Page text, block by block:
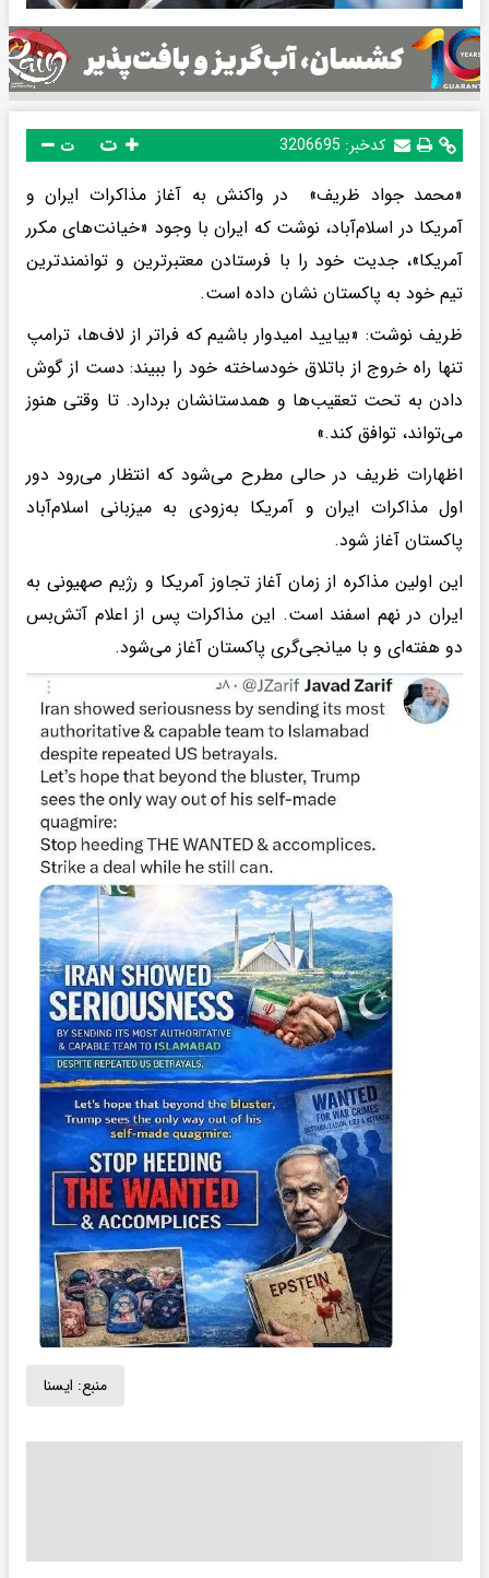
کدخبر: 3206695 ت
«محمد جواد ظریف» در واکنش به آغاز مذاکرات ایران و
آمریکا در اسلام‌آباد، نوشت که ایران با وجود «خیانت‌های مکرر
آمریکا»، جدیت خود را با فرستادن معتبرترین و توانمندترین
تیم خود به پاکستان نشان داده است.
ظریف نوشت: «بیایید امیدوار باشیم که فراتر از لاف‌ها، ترامپ
تنها راه خروج از باتلاق خودساخته خود را ببیند: دست از گوش
دادن به تحت تعقیب‌ها و همدستانشان بردارد. تا وقتی هنوز
می‌تواند، توافق کند.»
اظهارات ظریف در حالی مطرح می‌شود که انتظار می‌رود دور
اول مذاکرات ایران و آمریکا به‌زودی به میزبانی اسلام‌آباد
پاکستان آغاز شود.
این اولین مذاکره از زمان آغاز تجاوز آمریکا و رژیم صهیونی به
ایران در نهم اسفند است. این مذاکرات پس از اعلام آتش‌بس
دو هفته‌ای و با میانجی‌گری پاکستان آغاز می‌شود.
منبع: ايسنا